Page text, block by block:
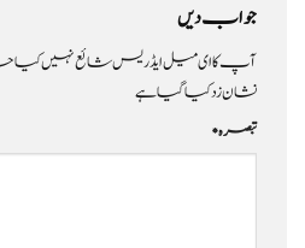
جواب دیں
آپ کا ای میل ایڈریس شائع نہیں کیا
نشان زد کیا گیا ہے
تبصرہ*